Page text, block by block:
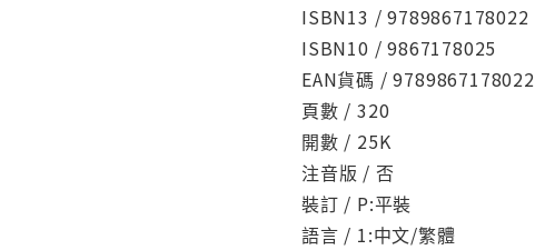
ISBN13 / 9789867178022
ISBN10 / 9867178025
EAN貨碼 / 9789867178022
頁數 / 320
開數 / 25K
注音版 / 否
裝訂 / P:平裝
語言 / 1:中文/繁體